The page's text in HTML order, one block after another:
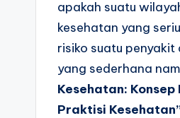
apakah suatu
kesehatan yang
risiko suatu
yang sederhana
Kesehatan:
Praktisi